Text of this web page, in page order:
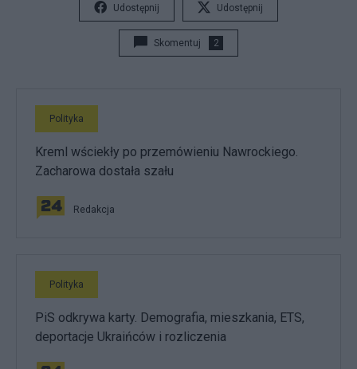
Udostępnij Udostępnij
Skomentuj 2
Polityka
Kreml wściekły po przemówieniu Nawrockiego.
Zacharowa dostała szału
Redakcja
Polityka
PiS odkrywa karty. Demografia, mieszkania, ETS,
deportacje Ukraińców i rozliczenia